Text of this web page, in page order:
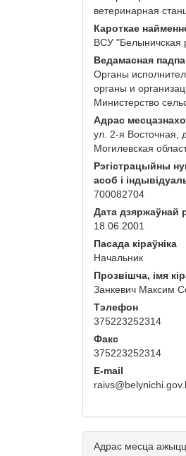
ветеринарная
Кароткае
ВСУ "Белыничская
Ведамасная
Органы
органы и
Министерство
Адрас
ул. 2-я Восточная,
Могилевская
Рэгістрацыйны
асоб і
700082704
Дата дзяржаўнай
18.06.2001
Пасада кіраўніка
Начальник
Прозвішча, імя
Занкевич Максим
Тэлефон
375223252314
Факс
375223252314
E-mail
Адрас месца